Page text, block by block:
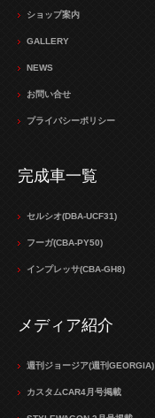
ショップ案内
GALLERY
NEWS
お問い合せ
プライバシーポリシー
完成車一覧
セルシオ(DBA-UCF31)
フーガ(CBA-PY50)
インプレッサ(CBA-GH8)
メディア紹介
週刊ジョージア(週刊GEORGIA)
カスタムCAR4月号掲載